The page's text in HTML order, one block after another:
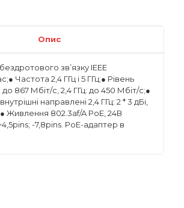
Опис
зв’язку IEEE
Частота 2,4 ГГц і 5 ГГц;● Рівень
до 867 Мбіт/с, 2,4 ГГц: до 450 Мбіт/с;●
направлені 2,4 ГГц: 2 * 3 дБі,
Живлення 802.3af/A PoE, 24В
-7,8pins. PoE-адаптер в